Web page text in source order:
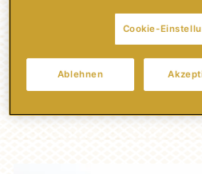
Dauer: Portionen
5 Sek.
1 Person
Cookie-
Ablehnen